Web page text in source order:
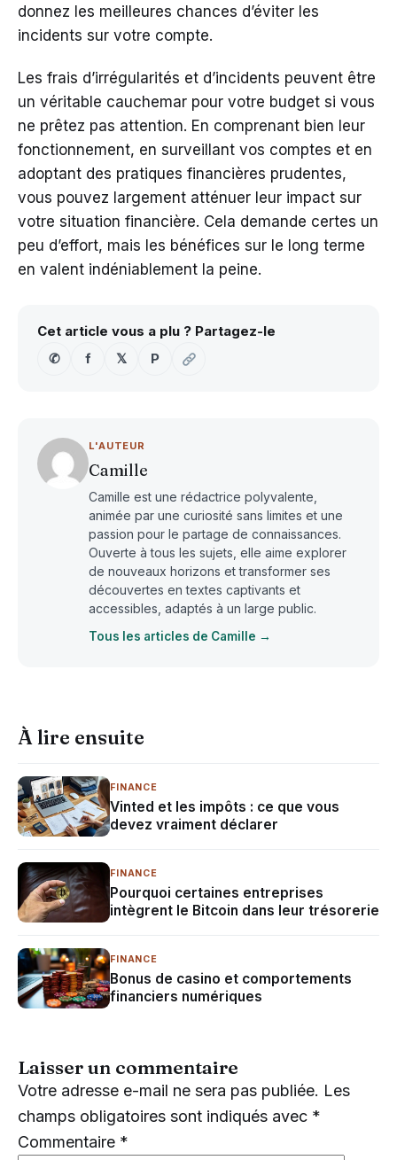
donnez les meilleures chances d’éviter les
incidents sur votre compte.
Les frais d’irrégularités et d’incidents peuvent être
un véritable cauchemar pour votre budget si vous
ne prêtez pas attention. En comprenant bien leur
fonctionnement, en surveillant vos comptes et en
adoptant des pratiques financières prudentes,
vous pouvez largement atténuer leur impact sur
votre situation financière. Cela demande certes un
peu d’effort, mais les bénéfices sur le long terme
en valent indéniablement la peine.
Cet article vous a plu ? Partagez-le
✆
f 𝕏 P
L'AUTEUR
Camille
Camille est une rédactrice polyvalente,
animée par une curiosité sans limites et une
passion pour le partage de connaissances.
Ouverte à tous les sujets, elle aime explorer
de nouveaux horizons et transformer ses
découvertes en textes captivants et
accessibles, adaptés à un large public.
Tous les articles de Camille →
À lire ensuite
FINANCE
Vinted et les impôts : ce que vous
devez vraiment déclarer
FINANCE
Pourquoi certaines entreprises
intègrent le Bitcoin dans leur trésorerie
FINANCE
Bonus de casino et comportements
financiers numériques
Laisser un commentaire
Votre adresse e-mail ne sera pas publiée. Les
champs obligatoires sont indiqués avec *
Commentaire *